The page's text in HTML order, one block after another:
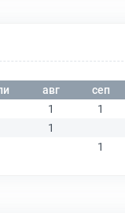
авг сеп
1 1
1
1